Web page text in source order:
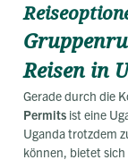
Reisen in
Gerade durch die
Permits ist eine
Uganda trotzdem
können, bietet sich